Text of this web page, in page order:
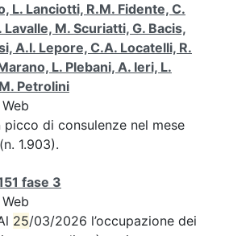
L. Lanciotti, R.M. Fidente, C.
Lavalle, M. Scuriatti, G. Bacis,
A.I. Lepore, C.A. Locatelli, R.
L. Plebani, A. Ieri, L.
Petrolini
picco di consulenze nel mese
(n. 1.903).
fase 3
25/03/2026 l’occupazione dei